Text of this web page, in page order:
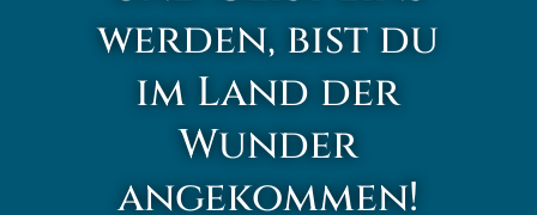
werden, bist du
im Land der
Wunder
angekommen!